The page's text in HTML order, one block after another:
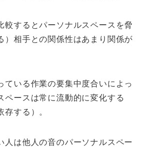
較するとパーソナルスペースを脅
）相手との関係性はあまり関係が
ている作業の要集中度合いによっ
ペースは常に流動的に変化する
存する）。
人は他人の音のパーソナルスペー